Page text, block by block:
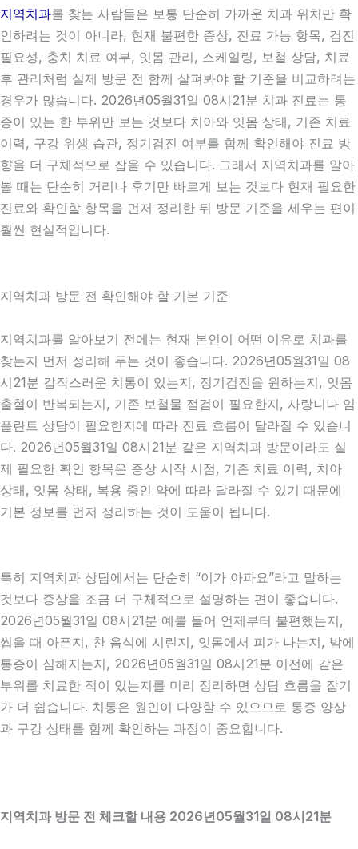
지역치과를 찾는 사람들은 보통 단순히 가까운 치과 위치만 확
인하려는 것이 아니라, 현재 불편한 증상, 진료 가능 항목, 검진
필요성, 충치 치료 여부, 잇몸 관리, 스케일링, 보철 상담, 치료
후 관리처럼 실제 방문 전 함께 살펴봐야 할 기준을 비교하려는
경우가 많습니다. 2026년05월31일 08시21분 치과 진료는 통
증이 있는 한 부위만 보는 것보다 치아와 잇몸 상태, 기존 치료
이력, 구강 위생 습관, 정기검진 여부를 함께 확인해야 진료 방
향을 더 구체적으로 잡을 수 있습니다. 그래서 지역치과를 알아
볼 때는 단순히 거리나 후기만 빠르게 보는 것보다 현재 필요한
진료와 확인할 항목을 먼저 정리한 뒤 방문 기준을 세우는 편이
훨씬 현실적입니다.
지역치과 방문 전 확인해야 할 기본 기준
지역치과를 알아보기 전에는 현재 본인이 어떤 이유로 치과를
찾는지 먼저 정리해 두는 것이 좋습니다. 2026년05월31일 08
시21분 갑작스러운 치통이 있는지, 정기검진을 원하는지, 잇몸
출혈이 반복되는지, 기존 보철물 점검이 필요한지, 사랑니나 임
플란트 상담이 필요한지에 따라 진료 흐름이 달라질 수 있습니
다. 2026년05월31일 08시21분 같은 지역치과 방문이라도 실
제 필요한 확인 항목은 증상 시작 시점, 기존 치료 이력, 치아
상태, 잇몸 상태, 복용 중인 약에 따라 달라질 수 있기 때문에
기본 정보를 먼저 정리하는 것이 도움이 됩니다.
특히 지역치과 상담에서는 단순히 “이가 아파요”라고 말하는
것보다 증상을 조금 더 구체적으로 설명하는 편이 좋습니다.
2026년05월31일 08시21분 예를 들어 언제부터 불편했는지,
씹을 때 아픈지, 찬 음식에 시린지, 잇몸에서 피가 나는지, 밤에
통증이 심해지는지, 2026년05월31일 08시21분 이전에 같은
부위를 치료한 적이 있는지를 미리 정리하면 상담 흐름을 잡기
가 더 쉽습니다. 치통은 원인이 다양할 수 있으므로 통증 양상
과 구강 상태를 함께 확인하는 과정이 중요합니다.
지역치과 방문 전 체크할 내용 2026년05월31일 08시21분